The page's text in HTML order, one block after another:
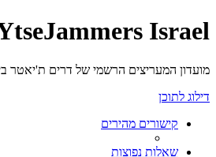
Israel
מועדון המעריצים הרשמי של דרים ת'יאטר
דילוג לתוכן
קישורים מהירים
שאלות נפוצות